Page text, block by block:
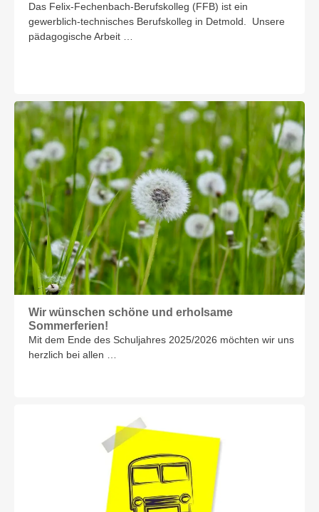
Das Felix-Fechenbach-Berufskolleg (FFB) ist ein
gewerblich-technisches Berufskolleg in Detmold. Unsere
pädagogische Arbeit …
Wir wünschen schöne und erholsame
Sommerferien!
Mit dem Ende des Schuljahres 2025/2026 möchten wir uns
herzlich bei allen …